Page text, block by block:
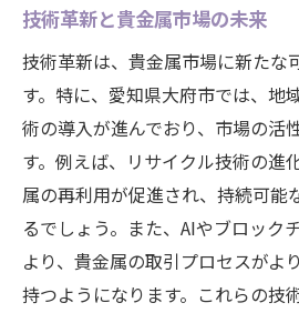
技術革新と貴金属市場の未来
技術革新は、貴金属市場に新たな
す。特に、愛知県大府市では、地
術の導入が進んでおり、市場の活
す。例えば、リサイクル技術の進
属の再利用が促進され、持続可能
るでしょう。また、AIやブロック
より、貴金属の取引プロセスがよ
持つようになります。これらの技